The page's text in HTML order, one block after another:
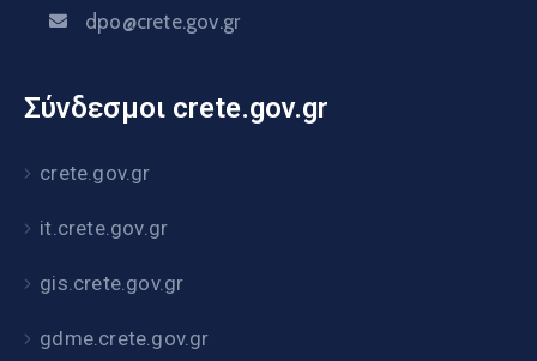
dpo@crete.gov.gr
Σύνδεσμοι crete.gov.gr
crete.gov.gr
it.crete.gov.gr
gis.crete.gov.gr
gdme.crete.gov.gr